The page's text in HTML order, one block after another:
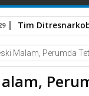
Tim
Malam, Perumda